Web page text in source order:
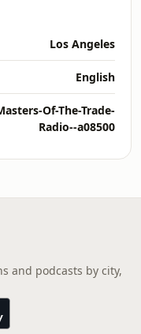
Los Angeles
English
Of-The-Trade-
Radio--a08500
and podcasts by city,